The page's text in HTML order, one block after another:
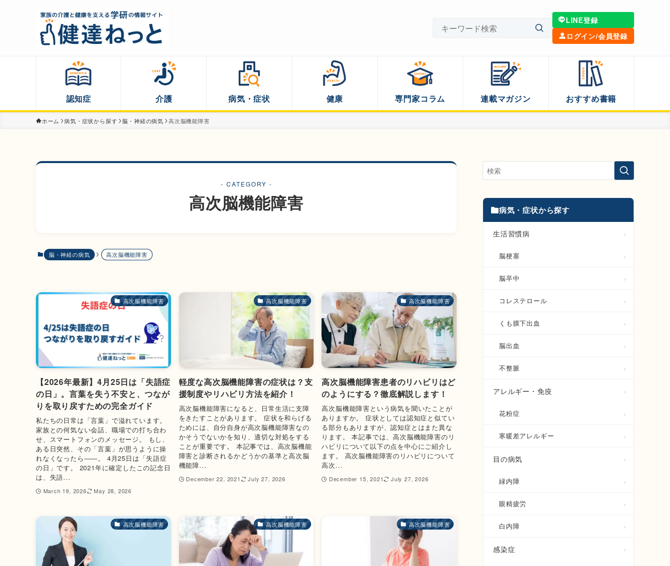
LINE登録
ログイン/会員登録
認知症 介護 病気・症状 健康 専門家コラム 連載マガジン おすすめ書籍
ホーム 病気・症状から探す 脳・神経の病気 高次脳機能障害
- CATEGORY -
高次脳機能障害
脳・神経の病気 高次脳機能障害
高次脳機能障害
【2026年最新】4月25日は「失語症
の日」。言葉を失う不安と、つなが
りを取り戻すための完全ガイド
私たちの日常は「言葉」で溢れています。
家族との何気ない会話、職場での打ち合わ
せ、スマートフォンのメッセージ。 もし、
ある日突然、その「言葉」が思うように操
れなくなったら――。 4月25日は「失語症
の日」です。 2021年に確定したこの記念日
は、失語...
March 19, 2026 May 28, 2026
高次脳機能障害
軽度な高次脳機能障害の症状は？支
援制度やリハビリ方法を紹介！
高次脳機能障害になると、日常生活に支障
をきたすことがあります。 症状を和らげる
ためには、自分自身が高次脳機能障害なの
かそうでないかを知り、適切な対処をする
ことが重要です。 本記事では、高次脳機能
障害と診断されるかどうかの基準と高次脳
機能障...
December 22, 2021 July 27, 2026
高次脳機能障害
高次脳機能障害患者のリハビリはど
のようにする？徹底解説します！
高次脳機能障害という病気を聞いたことが
ありますか。 症状としては認知症と似てい
る部分もありますが、認知症とはまた異な
ります。 本記事では、高次脳機能障害のリ
ハビリについて以下の点を中心にご紹介し
ます。 高次脳機能障害のリハビリについて
高次...
December 15, 2021 July 27, 2026
高次脳機能障害 高次脳機能障害 高次脳機能障害
病気・症状から探す
生活習慣病
脳梗塞
脳卒中
コレステロール
くも膜下出血
脳出血
不整脈
アレルギー・免疫
花粉症
寒暖差アレルギー
目の病気
緑内障
眼精疲労
白内障
感染症